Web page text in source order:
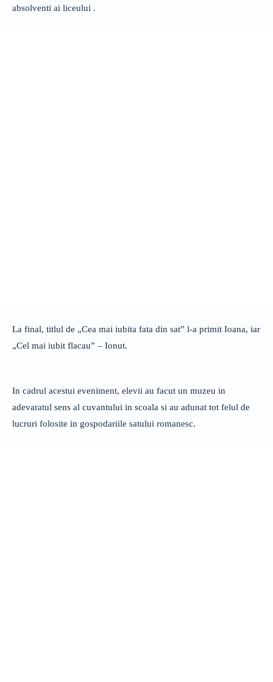
absolventi ai liceului .
La final, titlul de „Cea mai iubita fata din sat” l-a primit Ioana, iar
„Cel mai iubit flacau” – Ionut.
In cadrul acestui eveniment, elevii au facut un muzeu in
adevaratul sens al cuvantului in scoala si au adunat tot felul de
lucruri folosite in gospodariile satului romanesc.